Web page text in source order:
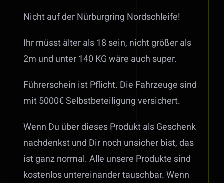
Nicht auf der Nürburgring Nordschleife!
Ihr müsst älter als 18 sein, nicht größer als
2m und unter 140 KG wäre auch super.
Führerschein ist Pflicht. Die Fahrzeuge sind
mit 5000€ Selbstbeteiligung versichert.
Wenn Du über dieses Produkt als Geschenk
nachdenkst und Dir noch unsicher bist, das
ist ganz normal. Alle unsere Produkte sind
kostenlos untereinander tauschbar. Wenn